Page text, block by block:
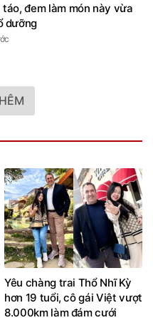
táo, đem làm món này vừa
dưỡng
Yêu chàng trai Thổ Nhĩ Kỳ
hơn 19 tuổi, cô gái Việt vượt
8.000km làm đám cưới